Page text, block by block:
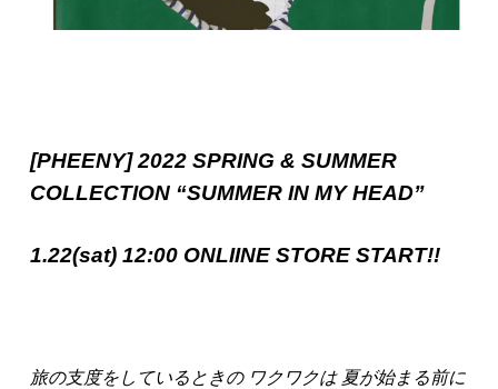
[PHEENY] 2022 SPRING & SUMMER
COLLECTION “SUMMER IN MY HEAD”
1.22(sat) 12:00 ONLIINE STORE START!!
旅の支度をしているときの ワクワクは 夏が始まる前に